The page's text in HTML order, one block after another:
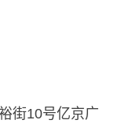
街10号亿京广